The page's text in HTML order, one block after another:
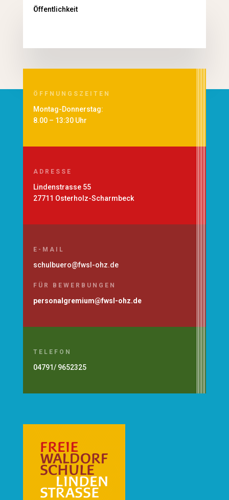
Öffentlichkeit
ÖFFNUNGSZEITEN
Montag-Donnerstag:
8.00 – 13:30 Uhr
ADRESSE
Lindenstrasse 55
27711 Osterholz-Scharmbeck
E-MAIL
schulbuero@fwsl-ohz.de
FÜR BEWERBUNGEN
personalgremium@fwsl-ohz.de
TELEFON
04791/ 9652325